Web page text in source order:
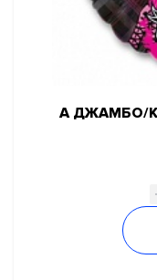
А ДЖАМБО/